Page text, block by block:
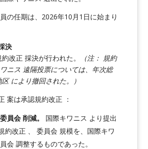
の任期は、2026年10月1日に始まり
決
改正 採決が行われた。
（注： 規約
ニス 遠隔投票については、年次総
により撤回された。）
案は承認規約改正 ：
員会 削減。 国際キワニス より提出
約改正 、 委員会 規模を、国際キワ
会 調整するものであった。